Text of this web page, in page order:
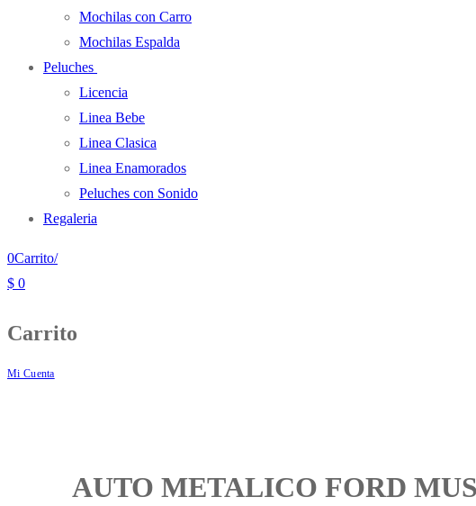
Mochilas con Carro
Mochilas Espalda
Peluches
Licencia
Linea Bebe
Linea Clasica
Linea Enamorados
Peluches con Sonido
Regaleria
0Carrito/
$ 0
Carrito
Mi Cuenta
AUTO METALICO FORD